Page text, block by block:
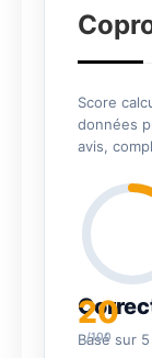
Score
données
avis,
20
/100
Basé sur